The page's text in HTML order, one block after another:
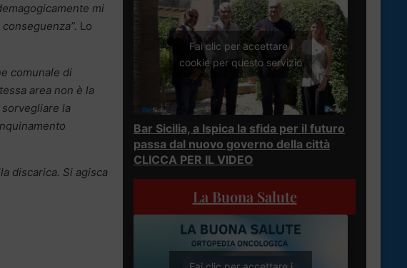
mi
Lo
comunale di
area non è la
la
discarica. Si agisca
Fai clic per accettare i
cookie per questo servizio
Bar Sicilia, a Ispica la sfida per il futuro
passa dal nuovo governo della città
CLICCA PER IL VIDEO
La Buona Salute